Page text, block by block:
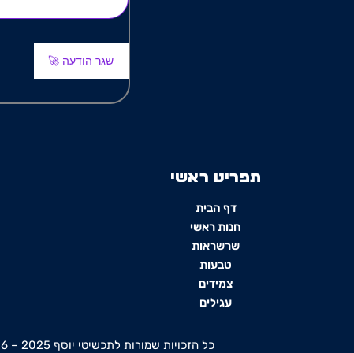
שגר הודעה 🚀
תפריט ראשי
דף הבית
חנות ראשי
שרשראות
טבעות
צמידים
עגילים
כל הזכויות שמורות לתכשיטי יוסף 2025 – 2026 Ⓒ